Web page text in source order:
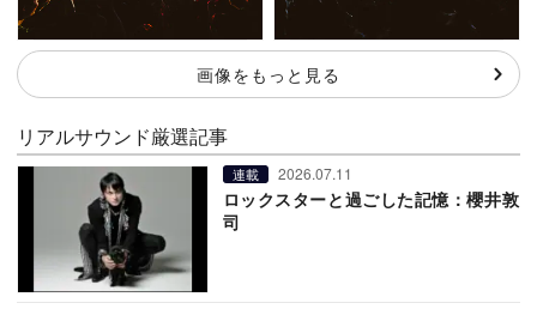
画像をもっと見る
リアルサウンド厳選記事
連載 2026.07.11
ロックスターと過ごした記憶：櫻井敦
司